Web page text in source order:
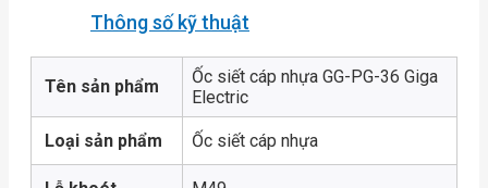
Thông số kỹ thuật
Tên sản phẩm
Ốc siết cáp nhựa GG-PG-36 Giga
Electric
Loại sản phẩm Ốc siết cáp nhựa